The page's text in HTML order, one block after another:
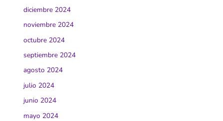
diciembre 2024
noviembre 2024
octubre 2024
septiembre 2024
agosto 2024
julio 2024
junio 2024
mayo 2024